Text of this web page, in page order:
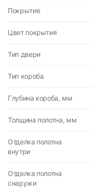
Покрытие
Цвет покрытия
Тип двери
Тип короба
Глубина короба, мм
Толщина полотна, мм
Отделка полотна
внутри
Отделка полотна
снаружи